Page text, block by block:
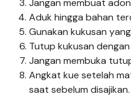
Jangan membuat
Aduk hingga bahan
Gunakan kukusan
Tutup kukusan
Jangan membuka
Angkat kue setelah
saat sebelum disajikan.